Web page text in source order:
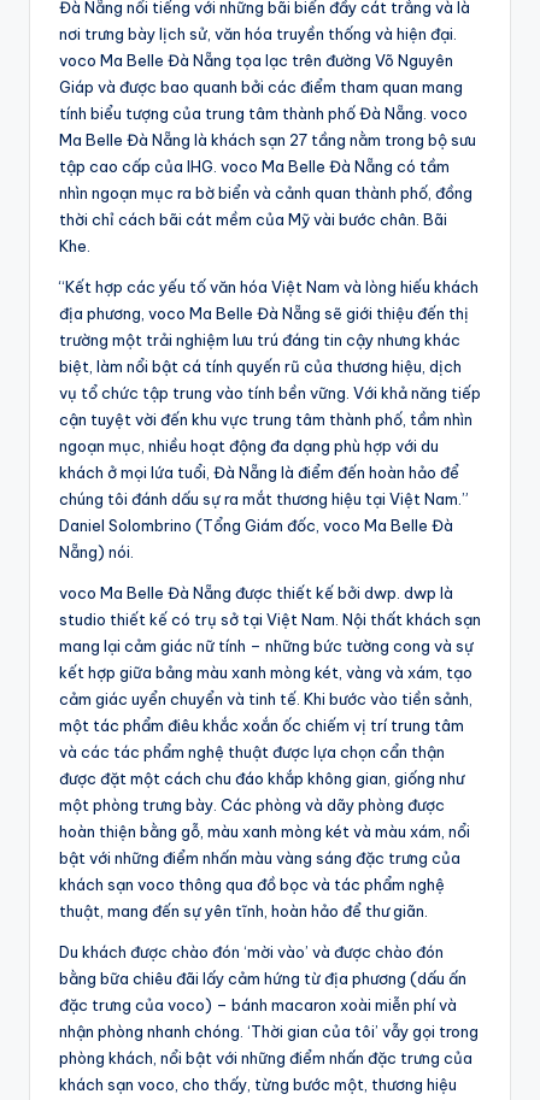
Đà Nẵng nổi tiếng với những bãi biển đầy cát trắng và là
nơi trưng bày lịch sử, văn hóa truyền thống và hiện đại.
voco Ma Belle Đà Nẵng tọa lạc trên đường Võ Nguyên
Giáp và được bao quanh bởi các điểm tham quan mang
tính biểu tượng của trung tâm thành phố Đà Nẵng. voco
Ma Belle Đà Nẵng là khách sạn 27 tầng nằm trong bộ sưu
tập cao cấp của IHG. voco Ma Belle Đà Nẵng có tầm
nhìn ngoạn mục ra bờ biển và cảnh quan thành phố, đồng
thời chỉ cách bãi cát mềm của Mỹ vài bước chân. Bãi
Khe.
“Kết hợp các yếu tố văn hóa Việt Nam và lòng hiếu khách
địa phương, voco Ma Belle Đà Nẵng sẽ giới thiệu đến thị
trường một trải nghiệm lưu trú đáng tin cậy nhưng khác
biệt, làm nổi bật cá tính quyến rũ của thương hiệu, dịch
vụ tổ chức tập trung vào tính bền vững. Với khả năng tiếp
cận tuyệt vời đến khu vực trung tâm thành phố, tầm nhìn
ngoạn mục, nhiều hoạt động đa dạng phù hợp với du
khách ở mọi lứa tuổi, Đà Nẵng là điểm đến hoàn hảo để
chúng tôi đánh dấu sự ra mắt thương hiệu tại Việt Nam.”
Daniel Solombrino (Tổng Giám đốc, voco Ma Belle Đà
Nẵng) nói.
voco Ma Belle Đà Nẵng được thiết kế bởi dwp. dwp là
studio thiết kế có trụ sở tại Việt Nam. Nội thất khách sạn
mang lại cảm giác nữ tính – những bức tường cong và sự
kết hợp giữa bảng màu xanh mòng két, vàng và xám, tạo
cảm giác uyển chuyển và tinh tế. Khi bước vào tiền sảnh,
một tác phẩm điêu khắc xoắn ốc chiếm vị trí trung tâm
và các tác phẩm nghệ thuật được lựa chọn cẩn thận
được đặt một cách chu đáo khắp không gian, giống như
một phòng trưng bày. Các phòng và dãy phòng được
hoàn thiện bằng gỗ, màu xanh mòng két và màu xám, nổi
bật với những điểm nhấn màu vàng sáng đặc trưng của
khách sạn voco thông qua đồ bọc và tác phẩm nghệ
thuật, mang đến sự yên tĩnh, hoàn hảo để thư giãn.
Du khách được chào đón ‘mời vào’ và được chào đón
bằng bữa chiêu đãi lấy cảm hứng từ địa phương (dấu ấn
đặc trưng của voco) – bánh macaron xoài miễn phí và
nhận phòng nhanh chóng. ‘Thời gian của tôi’ vẫy gọi trong
phòng khách, nổi bật với những điểm nhấn đặc trưng của
khách sạn voco, cho thấy, từng bước một, thương hiệu